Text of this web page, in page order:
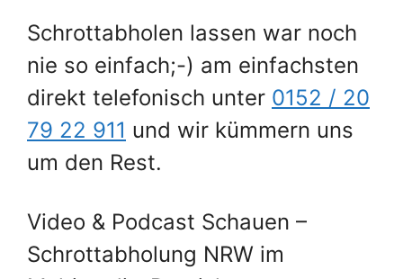
Schrottabholen lassen war noch
nie so einfach;-) am einfachsten
direkt telefonisch unter 0152 / 20
79 22 911 und wir kümmern uns
um den Rest.
Video & Podcast Schauen –
Schrottabholung NRW im